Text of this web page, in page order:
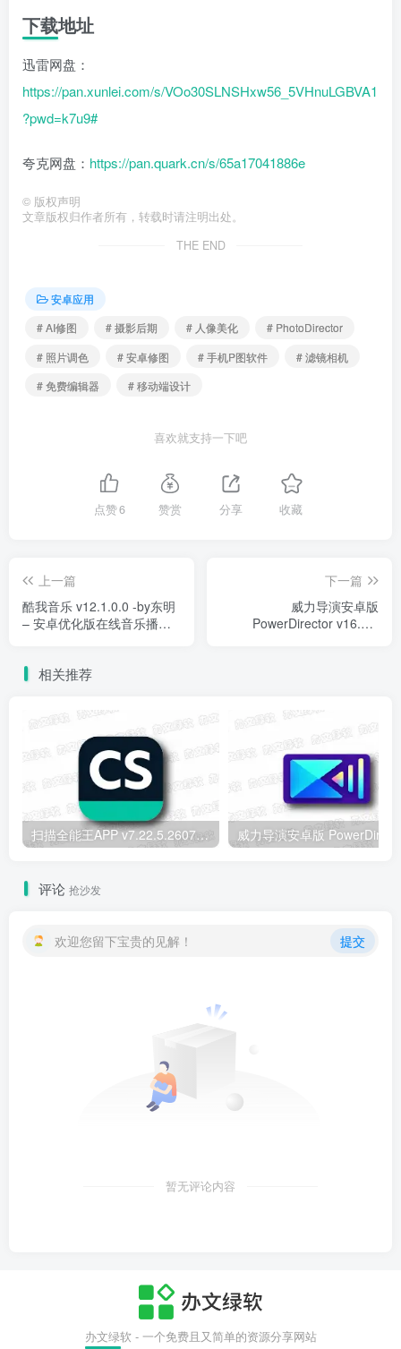
下载地址
迅雷网盘：
https://pan.xunlei.com/s/VOo30SLNSHxw56_5VHnuLGBVA1
?pwd=k7u9#
夸克网盘： https://pan.quark.cn/s/65a17041886e
© 版权声明
文章版权归作者所有，转载时请注明出处。
THE END
安卓应用
# AI修图
# 摄影后期 # 人像美化
# PhotoDirector
# 照片调色
# 安卓修图 # 手机P图软件
# 滤镜相机
# 免费编辑器
# 移动端设计
喜欢就支持一下吧
点赞6 赞赏 分享 收藏
上一篇
酷我音乐 v12.1.0.0 -by东明
– 安卓优化版在线音乐播放
下一篇
威力导演安卓版
PowerDirector v16.2.0
相关推荐
扫描全能王APP v7.22.5.2607250000 安卓解锁版 – 智能文档扫描
评论 抢沙发
欢迎您留下宝贵的见解！ 提交
暂无评论内容
办文绿软 - 一个免费且又简单的资源分享网站